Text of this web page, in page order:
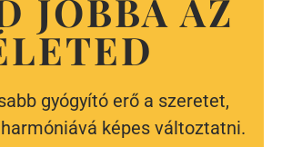
JOBBÁ AZ
gyógyító erő a szeretet,
képes változtatni.